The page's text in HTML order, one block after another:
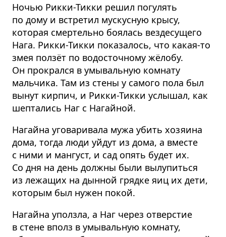
Ночью Рикки-Тикки решил погулять
по дому и встретил мускусную крысу,
которая смертельно боялась вездесущего
Нага. Рикки-Тикки показалось, что какая-то
змея ползёт по водосточному жёлобу.
Он прокрался в умывальную комнату
мальчика. Там из стены у самого пола был
вынут кирпич, и Рикки-Тикки услышал, как
шептались Наг с Нагайной.
Нагайна уговаривала мужа убить хозяина
дома, тогда люди уйдут из дома, а вместе
с ними и мангуст, и сад опять будет их.
Со дня на день должны были вылупиться
из лежащих на дынной грядке яиц их дети,
которым был нужен покой.
Нагайна уползла, а Наг через отверстие
в стене вполз в умывальную комнату,